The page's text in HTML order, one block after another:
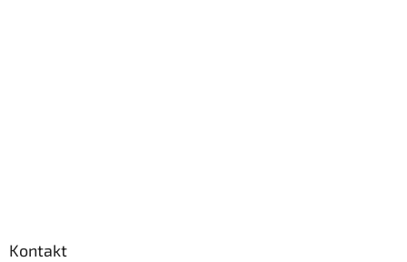
Kontakt